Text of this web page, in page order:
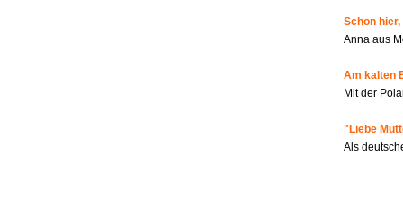
Schon
Anna aus
Am kalten
Mit der
"Liebe
Als